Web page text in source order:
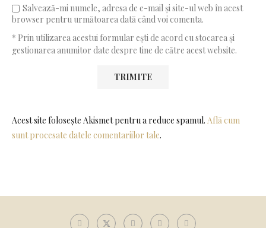
Salvează-mi numele, adresa de e-mail și site-ul web în acest
browser pentru următoarea dată când voi comenta.
* Prin utilizarea acestui formular ești de acord cu stocarea și
gestionarea anumitor date despre tine de către acest website.
Acest site folosește Akismet pentru a reduce spamul. Află cum
sunt procesate datele comentariilor tale.